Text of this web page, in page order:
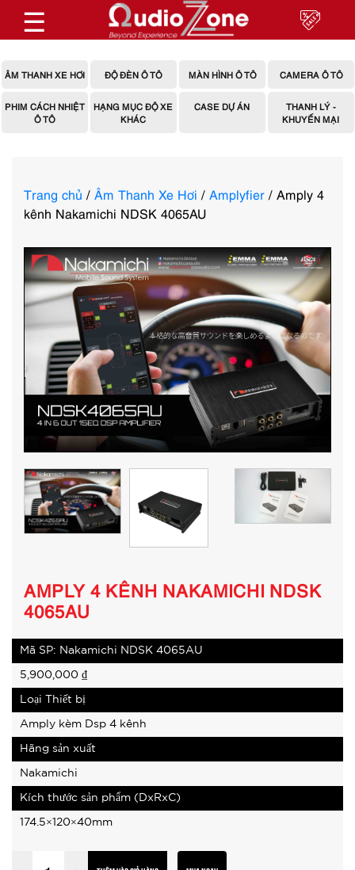
☰
ÂM THANH XE HƠI ĐỘ ĐÈN Ô TÔ MÀN HÌNH Ô TÔ CAMERA Ô TÔ
PHIM CÁCH NHIỆT
Ô TÔ
HẠNG MỤC ĐỘ XE
KHÁC
CASE DỰ ÁN
THANH LÝ -
KHUYẾN MẠI
Trang chủ / Âm Thanh Xe Hơi / Amplyfier / Amply 4
kênh Nakamichi NDSK 4065AU
AMPLY 4 KÊNH NAKAMICHI NDSK
4065AU
Mã SP: Nakamichi NDSK 4065AU
5,900,000 ₫
Loại Thiết bị
Amply kèm Dsp 4 kênh
Hãng sản xuất
Nakamichi
Kích thước sản phẩm (DxRxC)
174.5×120×40mm